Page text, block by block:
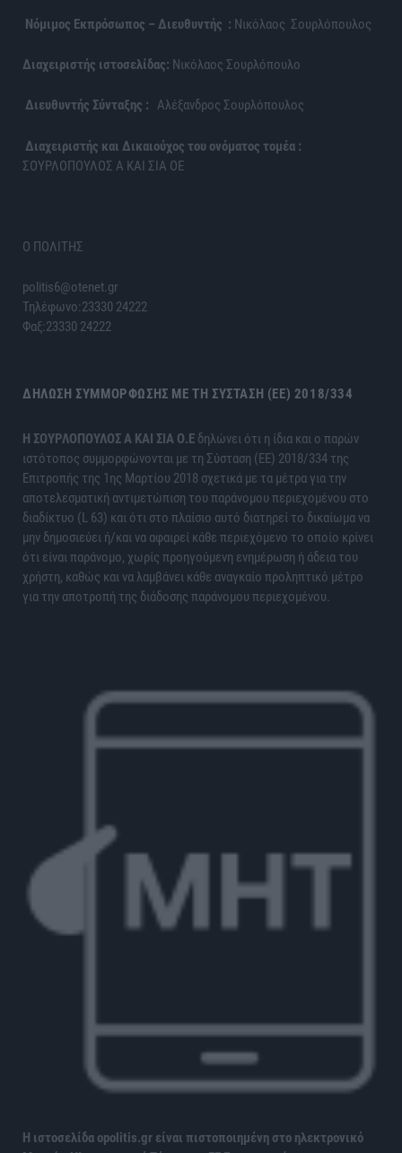
Νόμιμος Εκπρόσωπος – Διευθυντής : Νικόλαος Σουρλόπουλος
Διαχειριστής ιστοσελίδας: Νικόλαος Σουρλόπουλο
Διευθυντής Σύνταξης : Αλέξανδρος Σουρλόπουλος
Διαχειριστής και Δικαιούχος του ονόματος τομέα :
ΣΟΥΡΛΟΠΟΥΛΟΣ Α ΚΑΙ ΣΙΑ ΟΕ
Ο ΠΟΛΙΤΗΣ
politis6@otenet.gr
Τηλέφωνο:23330 24222
Φαξ:23330 24222
ΔΉΛΩΣΗ ΣΥΜΜΌΡΦΩΣΗΣ ΜΕ ΤΗ ΣΎΣΤΑΣΗ (ΕΕ) 2018/334
H ΣΟΥΡΛΟΠΟΥΛΟΣ Α ΚΑΙ ΣΙΑ Ο.Ε δηλώνει ότι η ίδια και ο παρών
ιστότοπος συμμορφώνονται με τη Σύσταση (ΕΕ) 2018/334 της
Επιτροπής της 1ης Μαρτίου 2018 σχετικά με τα μέτρα για την
αποτελεσματική αντιμετώπιση του παράνομου περιεχομένου στο
διαδίκτυο (L 63) και ότι στο πλαίσιο αυτό διατηρεί το δικαίωμα να
μην δημοσιεύει ή/και να αφαιρεί κάθε περιεχόμενο το οποίο κρίνει
ότι είναι παράνομο, χωρίς προηγούμενη ενημέρωση ή άδεια του
χρήστη, καθώς και να λαμβάνει κάθε αναγκαίο προληπτικό μέτρο
για την αποτροπή της διάδοσης παράνομου περιεχομένου.
Η ιστοσελίδα opolitis.gr είναι πιστοποιημένη στο ηλεκτρονικό